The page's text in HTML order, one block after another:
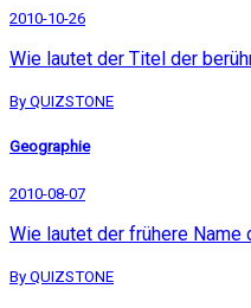
2010-10-26
Wie lautet der Titel der
By QUIZSTONE
Geographie
2010-08-07
Wie lautet der frühere
By QUIZSTONE